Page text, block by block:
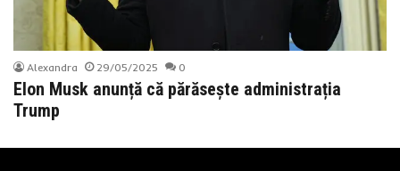
Alexandra 29/05/2025 0
Elon Musk anunță că părăsește administrația
Trump